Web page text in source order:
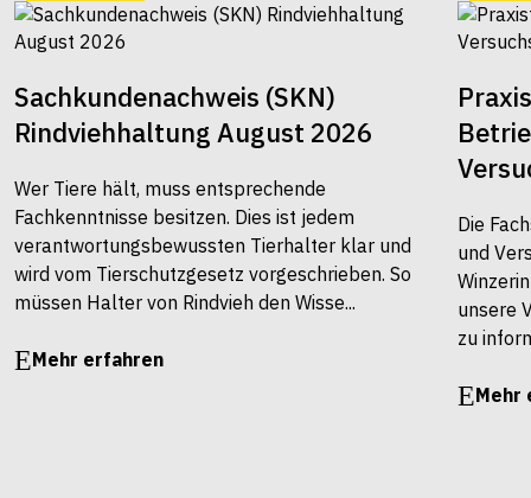
Sachkundenachweis (SKN)
Rindviehhaltung August 2026
Wer Tiere hält, muss entsprechende
Fachkenntnisse besitzen. Dies ist jedem
verantwortungsbewussten Tierhalter klar und
wird vom Tierschutzgesetz vorgeschrieben. So
müssen Halter von Rindvieh den Wisse...
Mehr erfahren
Die
und
unsere
zu
Mehr